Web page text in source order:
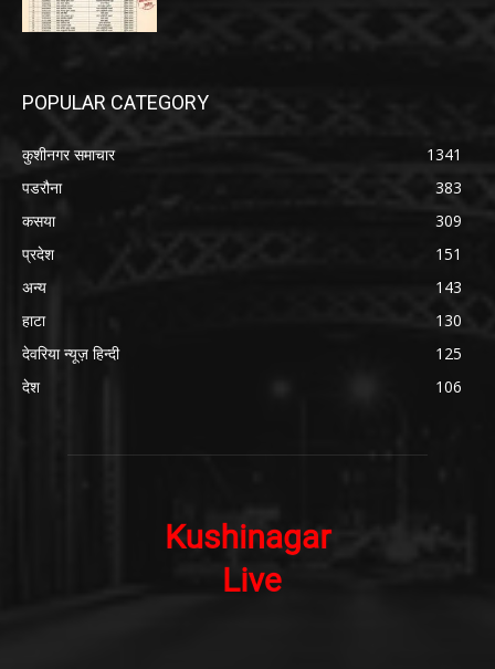
POPULAR CATEGORY
कुशीनगर समाचार
1341
पडरौना
383
कसया
309
प्रदेश
151
अन्य
143
हाटा
130
देवरिया न्यूज़ हिन्दी
125
देश
106